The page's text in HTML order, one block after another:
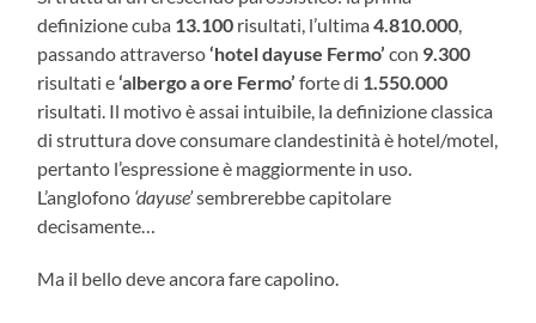
definizione cuba 13.100 risultati, l’ultima4.810.000,
passando attraverso‘hotel dayuse Fermo’ con 9.300
risultati e‘albergo a ore Fermo’ forte di 1.550.000
risultati. Il motivo è assai intuibile, la definizione classica
di struttura dove consumare clandestinità è hotel/motel,
pertanto l’espressione è maggiormente in uso.
L’anglofono ‘dayuse’sembrerebbe capitolare
decisamente…
Ma il bello deve ancora fare capolino.